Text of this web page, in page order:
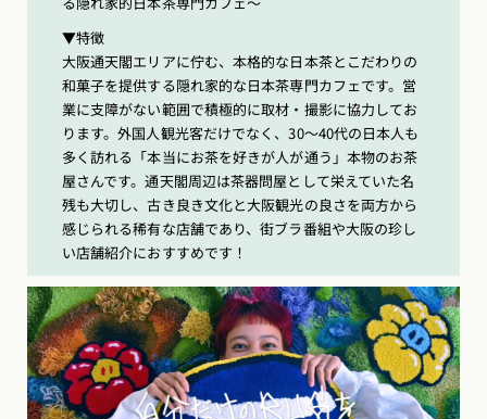
▼特徴
大阪通天閣エリアに佇む、本格的な日本茶とこだわりの
和菓子を提供する隠れ家的な日本茶専門カフェです。営
業に支障がない範囲で積極的に取材・撮影に協力してお
ります。外国人観光客だけでなく、30〜40代の日本人も
多く訪れる「本当にお茶を好きが人が通う」本物のお茶
屋さんです。通天閣周辺は茶器問屋として栄えていた名
残も大切し、古き良き文化と大阪観光の良さを両方から
感じられる稀有な店舗であり、街ブラ番組や大阪の珍し
い店舗紹介におすすめです！